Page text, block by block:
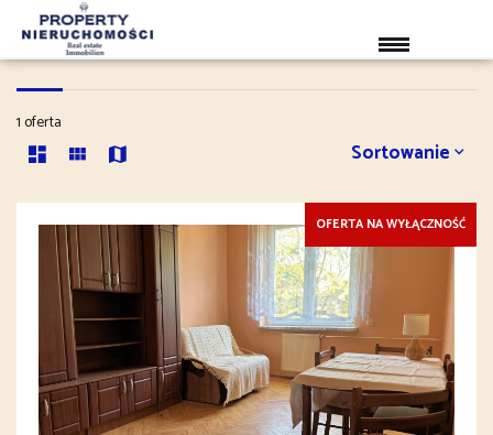
MIESZKANIA
1 oferta
Sortowanie
OFERTA NA WYŁĄCZNOŚĆ